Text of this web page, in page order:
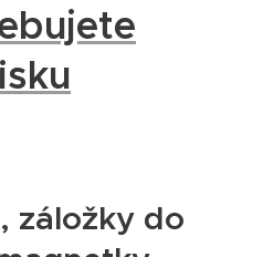
záložky do